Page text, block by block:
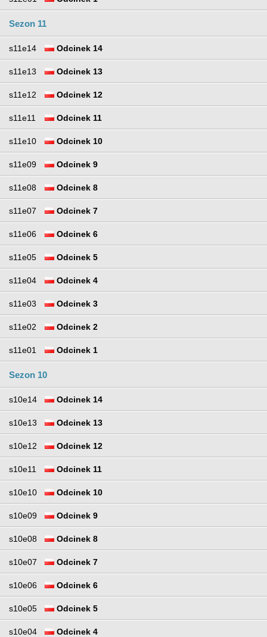
Sezon 11
s11e14 Odcinek 14
s11e13 Odcinek 13
s11e12 Odcinek 12
s11e11 Odcinek 11
s11e10 Odcinek 10
s11e09 Odcinek 9
s11e08 Odcinek 8
s11e07 Odcinek 7
s11e06 Odcinek 6
s11e05 Odcinek 5
s11e04 Odcinek 4
s11e03 Odcinek 3
s11e02 Odcinek 2
s11e01 Odcinek 1
Sezon 10
s10e14 Odcinek 14
s10e13 Odcinek 13
s10e12 Odcinek 12
s10e11 Odcinek 11
s10e10 Odcinek 10
s10e09 Odcinek 9
s10e08 Odcinek 8
s10e07 Odcinek 7
s10e06 Odcinek 6
s10e05 Odcinek 5
s10e04 Odcinek 4